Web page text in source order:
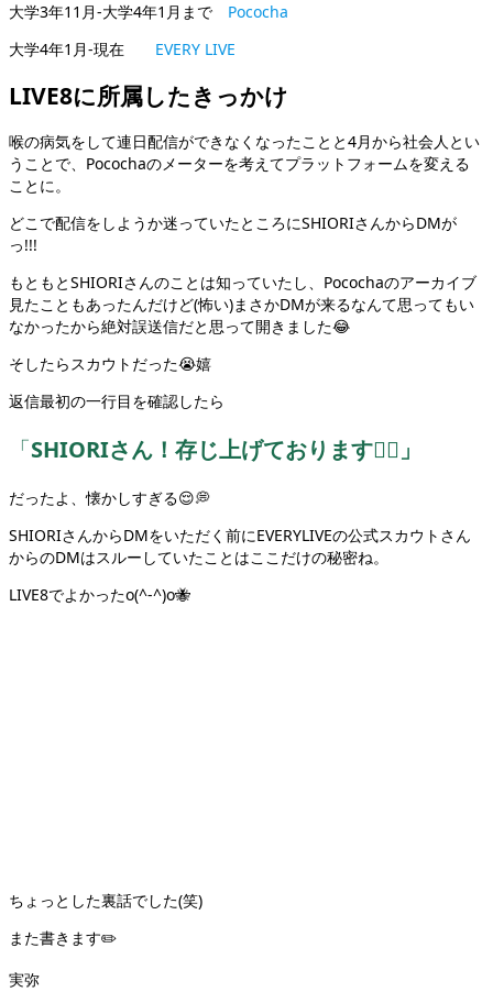
大学3年11月-大学4年1月まで Pococha
大学4年1月-現在 EVERY LIVE
LIVE8に所属したきっかけ
喉の病気をして連日配信ができなくなったことと4月から社会人とい
うことで、Pocochaのメーターを考えてプラットフォームを変える
ことに。
どこで配信をしようか迷っていたところにSHIORIさんからDMが
っ!!!
もともとSHIORIさんのことは知っていたし、Pocochaのアーカイブ
見たこともあったんだけど(怖い)まさかDMが来るなんて思ってもい
なかったから絶対誤送信だと思って開きました😂
そしたらスカウトだった😭嬉
返信最初の一行目を確認したら
「SHIORIさん！存じ上げております🙇‍♀️」
だったよ、懐かしすぎる😌💭
SHIORIさんからDMをいただく前にEVERYLIVEの公式スカウトさん
からのDMはスルーしていたことはここだけの秘密ね。
LIVE8でよかったo(^-^)o🐝
ちょっとした裏話でした(笑)
また書きます✏️
実弥